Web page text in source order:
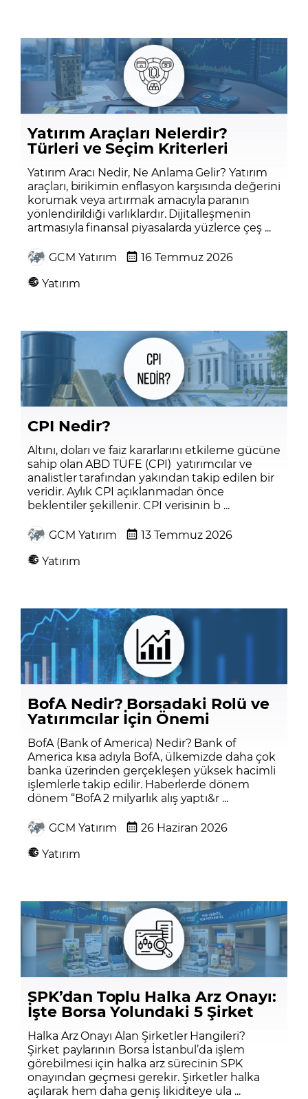
Yatırım Araçları Nelerdir?
Türleri ve Seçim Kriterleri
Yatırım Aracı Nedir, Ne Anlama Gelir? Yatırım
araçları, birikimin enflasyon karşısında değerini
korumak veya artırmak amacıyla paranın
yönlendirildiği varlıklardır. Dijitalleşmenin
artmasıyla finansal piyasalarda yüzlerce çeş ...
GCM Yatırım
16 Temmuz 2026
Yatırım
CPI Nedir?
Altını, doları ve faiz kararlarını etkileme gücüne
sahip olan ABD TÜFE (CPI) yatırımcılar ve
analistler tarafından yakından takip edilen bir
veridir. Aylık CPI açıklanmadan önce
beklentiler şekillenir. CPI verisinin b ...
GCM Yatırım
13 Temmuz 2026
Yatırım
BofA Nedir? Borsadaki Rolü ve
Yatırımcılar İçin Önemi
BofA (Bank of America) Nedir? Bank of
America kısa adıyla BofA, ülkemizde daha çok
banka üzerinden gerçekleşen yüksek hacimli
işlemlerle takip edilir. Haberlerde dönem
dönem “BofA 2 milyarlık alış yaptı&r ...
GCM Yatırım
26 Haziran 2026
Yatırım
SPK’dan Toplu Halka Arz Onayı:
İşte Borsa Yolundaki 5 Şirket
Halka Arz Onayı Alan Şirketler Hangileri?
Şirket paylarının Borsa İstanbul’da işlem
görebilmesi için halka arz sürecinin SPK
onayından geçmesi gerekir. Şirketler halka
açılarak hem daha geniş likiditeye ula ...